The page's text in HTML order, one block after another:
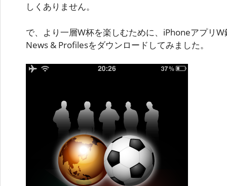
しくありません。
で、より一層W杯を楽しむために、iPhoneアプリ
News & Profilesをダウンロードしてみました。